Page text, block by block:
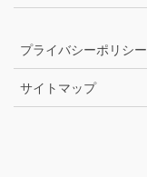
プライバシーポリシー
サイトマップ